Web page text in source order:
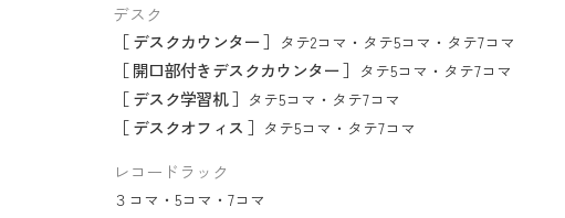
デスク
［ デスクカウンター ］ タテ2コマ ・ タテ5コマ ・ タテ7コマ
［ 開口部付きデスクカウンター ］ タテ5コマ ・ タテ7コマ
［ デスク学習机 ］ タテ5コマ ・ タテ7コマ
［ デスクオフィス ］ タテ5コマ ・ タテ7コマ
レコードラック
３コマ ・ 5コマ ・ 7コマ